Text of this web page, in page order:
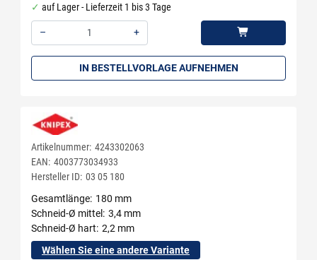
auf Lager - Lieferzeit 1 bis 3 Tage
–
+
IN BESTELLVORLAGE AUFNEHMEN
Artikelnummer: 4243302063
EAN: 4003773034933
Hersteller ID: 03 05 180
Gesamtlänge 180 mm
Schneid-Ø mittel
3,4 mm
Schneid-Ø hart 2,2 mm
Wählen Sie eine andere Variante